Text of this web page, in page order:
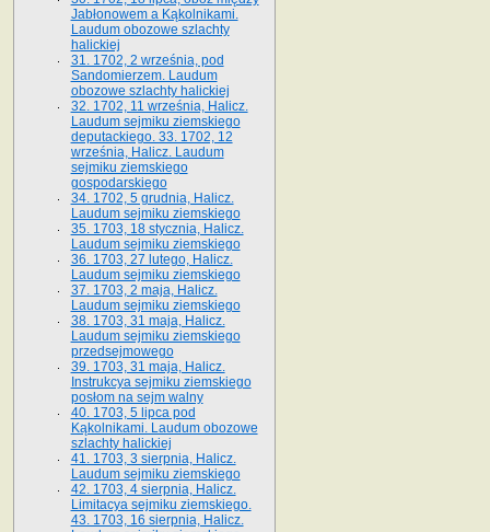
Jabłonowem a Kąkolnikami.
Laudum obozowe szlachty
halickiej
31. 1702, 2 września, pod
Sandomierzem. Laudum
obozowe szlachty halickiej
32. 1702, 11 września, Halicz.
Laudum sejmiku ziemskiego
deputackiego. 33. 1702, 12
września, Halicz. Laudum
sejmiku ziemskiego
gospodarskiego
34. 1702, 5 grudnia, Halicz.
Laudum sejmiku ziemskiego
35. 1703, 18 stycznia, Halicz.
Laudum sejmiku ziemskiego
36. 1703, 27 lutego, Halicz.
Laudum sejmiku ziemskiego
37. 1703, 2 maja, Halicz.
Laudum sejmiku ziemskiego
38. 1703, 31 maja, Halicz.
Laudum sejmiku ziemskiego
przedsejmowego
39. 1703, 31 maja, Halicz.
Instrukcya sejmiku ziemskiego
posłom na sejm walny
40. 1703, 5 lipca pod
Kąkolnikami. Laudum obozowe
szlachty halickiej
41­. 1703, 3 sierpnia, Halicz.
Laudum sejmiku ziemskiego
42. 1703, 4 sierpnia, Halicz.
Limitacya sejmiku ziemskiego.
43. 1703, 16 sierpnia, Halicz.